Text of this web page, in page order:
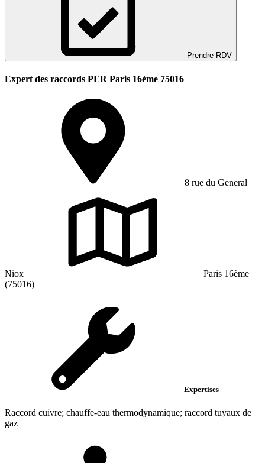
Prendre RDV
Expert des raccords PER Paris 16ème 75016
8 rue du General
Niox
Paris 16ème
(75016)
Expertises
Raccord cuivre; chauffe-eau thermodynamique; raccord tuyaux de
gaz